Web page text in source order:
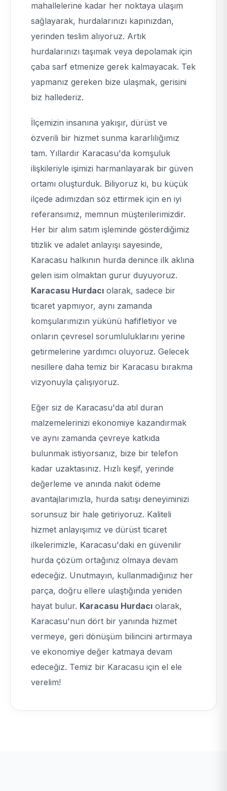
mahallelerine kadar her noktaya ulaşım
sağlayarak, hurdalarınızı kapınızdan,
yerinden teslim alıyoruz. Artık
hurdalarınızı taşımak veya depolamak için
çaba sarf etmenize gerek kalmayacak. Tek
yapmanız gereken bize ulaşmak, gerisini
biz hallederiz.
İlçemizin insanına yakışır, dürüst ve
özverili bir hizmet sunma kararlılığımız
tam. Yıllardır Karacasu'da komşuluk
ilişkileriyle işimizi harmanlayarak bir güven
ortamı oluşturduk. Biliyoruz ki, bu küçük
ilçede adımızdan söz ettirmek için en iyi
referansımız, memnun müşterilerimizdir.
Her bir alım satım işleminde gösterdiğimiz
titizlik ve adalet anlayışı sayesinde,
Karacasu halkının hurda denince ilk aklına
gelen isim olmaktan gurur duyuyoruz.
Karacasu Hurdacı olarak, sadece bir
ticaret yapmıyor, aynı zamanda
komşularımızın yükünü hafifletiyor ve
onların çevresel sorumluluklarını yerine
getirmelerine yardımcı oluyoruz. Gelecek
nesillere daha temiz bir Karacasu bırakma
vizyonuyla çalışıyoruz.
Eğer siz de Karacasu'da atıl duran
malzemelerinizi ekonomiye kazandırmak
ve aynı zamanda çevreye katkıda
bulunmak istiyorsanız, bize bir telefon
kadar uzaktasınız. Hızlı keşif, yerinde
değerleme ve anında nakit ödeme
avantajlarımızla, hurda satışı deneyiminizi
sorunsuz bir hale getiriyoruz. Kaliteli
hizmet anlayışımız ve dürüst ticaret
ilkelerimizle, Karacasu'daki en güvenilir
hurda çözüm ortağınız olmaya devam
edeceğiz. Unutmayın, kullanmadığınız her
parça, doğru ellere ulaştığında yeniden
hayat bulur. Karacasu Hurdacı olarak,
Karacasu'nun dört bir yanında hizmet
vermeye, geri dönüşüm bilincini artırmaya
ve ekonomiye değer katmaya devam
edeceğiz. Temiz bir Karacasu için el ele
verelim!